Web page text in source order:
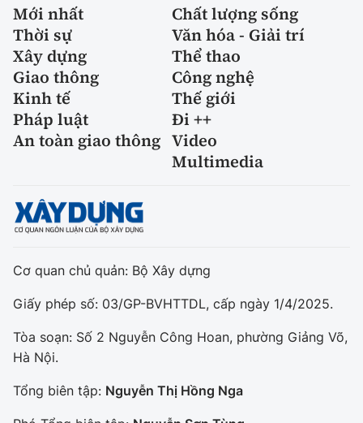
Mới nhất
Chất lượng sống
Thời sự
Văn hóa - Giải trí
Xây dựng
Thể thao
Giao thông
Công nghệ
Kinh tế
Thế giới
Pháp luật
Đi ++
An toàn giao thông Video
Multimedia
Cơ quan chủ quản: Bộ Xây dựng
Giấy phép số: 03/GP-BVHTTDL, cấp ngày 1/4/2025.
Tòa soạn: Số 2 Nguyễn Công Hoan, phường Giảng Võ,
Hà Nội.
Tổng biên tập: Nguyễn Thị Hồng Nga